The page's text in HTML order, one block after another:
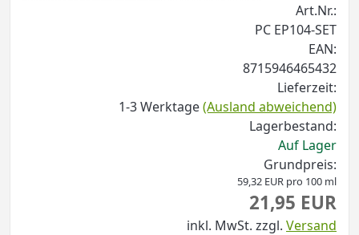
Art.Nr.:
PC EP104-SET
EAN:
8715946465432
Lieferzeit:
1-3 Werktage(Ausland abweichend)
Lagerbestand:
Auf Lager
Grundpreis:
59,32 EUR pro 100 ml
21,95 EUR
inkl. MwSt. zzgl. Versand